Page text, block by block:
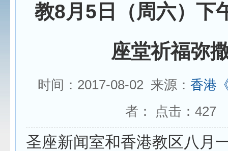
教8月5日（周六）下
座堂祈福弥
时间：2017-08-02 来源： 香港
者： 点击： 427
圣座新闻室和香港教区八月